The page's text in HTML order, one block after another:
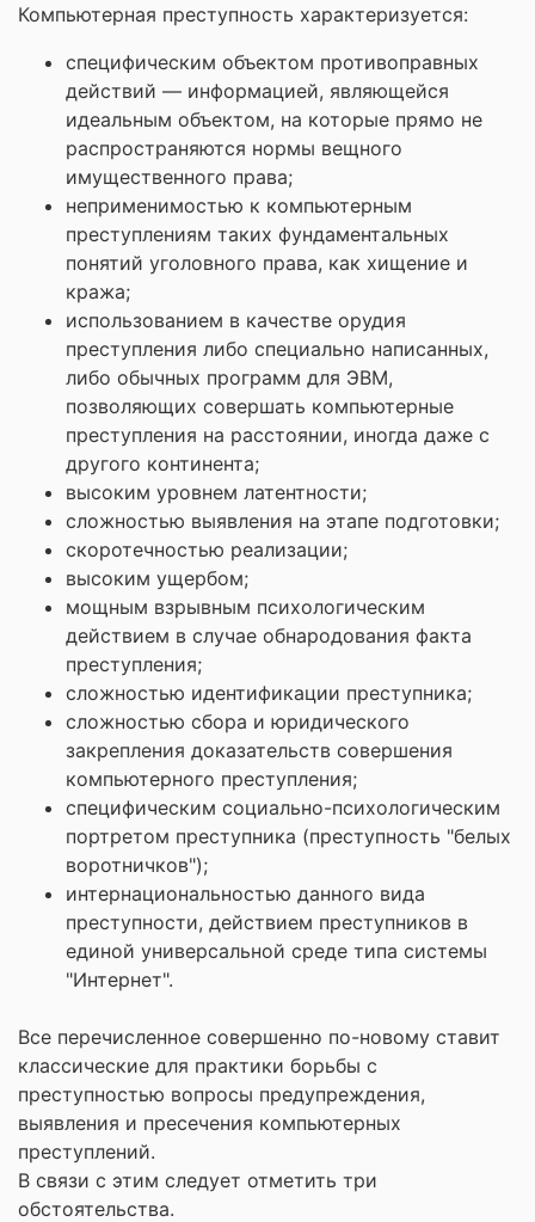
Компьютерная преступность характеризуется:
специфическим объектом противоправных
действий — информацией, являющейся
идеальным объектом, на которые прямо не
распространяются нормы вещного
имущественного права;
неприменимостью к компьютерным
преступлениям таких фундаментальных
понятий уголовного права, как хищение и
кража;
использованием в качестве орудия
преступления либо специально написанных,
либо обычных программ для ЭВМ,
позволяющих совершать компьютерные
преступления на расстоянии, иногда даже с
другого континента;
высоким уровнем латентности;
сложностью выявления на этапе подготовки;
скоротечностью реализации;
высоким ущербом;
мощным взрывным психологическим
действием в случае обнародования факта
преступления;
сложностью идентификации преступника;
сложностью сбора и юридического
закрепления доказательств совершения
компьютерного преступления;
специфическим социально-психологическим
портретом преступника (преступность "белых
воротничков");
интернациональностью данного вида
преступности, действием преступников в
единой универсальной среде типа системы
"Интернет".
Все перечисленное совершенно по-новому ставит
классические для практики борьбы с
преступностью вопросы предупреждения,
выявления и пресечения компьютерных
преступлений.
В связи с этим следует отметить три
обстоятельства.